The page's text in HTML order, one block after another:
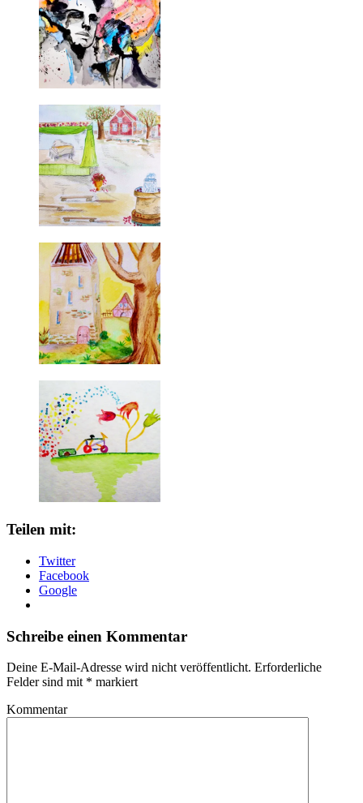
Teilen mit:
Twitter
Facebook
Google
Schreibe einen Kommentar
Deine E-Mail-Adresse wird nicht veröffentlicht. Erforderliche
Felder sind mit * markiert
Kommentar